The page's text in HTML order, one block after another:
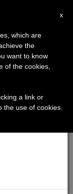
×
la pausa
de verano
el
x
which are
the
want to know
of the cookies,
a link or
use of cookies.